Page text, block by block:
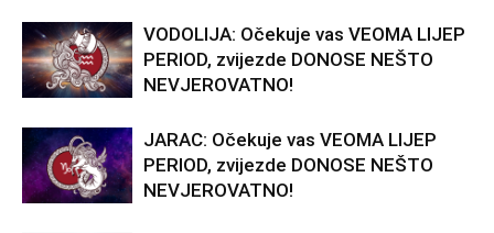
VODOLIJA: Očekuje vas VEOMA LIJEP
PERIOD, zvijezde DONOSE NEŠTO
NEVJEROVATNO!
JARAC: Očekuje vas VEOMA LIJEP
PERIOD, zvijezde DONOSE NEŠTO
NEVJEROVATNO!